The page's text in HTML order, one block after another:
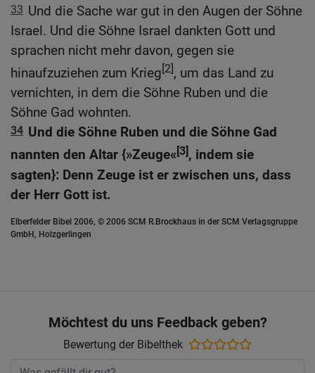
33 Und die Sache war gut in den Augen der Söhne
Israel. Und die Söhne Israel dankten Gott und
sprachen nicht mehr davon, gegen sie
hinaufzuziehen zum Krieg[2], um das Land zu
vernichten, in dem die Söhne Ruben und die
Söhne Gad wohnten.
34 Und die Söhne Ruben und die Söhne Gad
nannten den Altar {»Zeuge«[3], indem sie
sagten}: Denn Zeuge ist er zwischen uns, dass
der Herr Gott ist.
Elberfelder Bibel 2006, © 2006 SCM R.Brockhaus in der SCM Verlagsgruppe
GmbH, Holzgerlingen
Möchtest du uns Feedback geben?
Bewertung der Bibelthek